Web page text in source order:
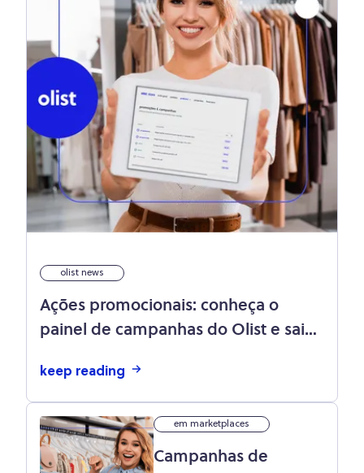
olist news
Ações promocionais: conheça o
painel de campanhas do Olist e saiba
preço
keep reading
em marketplaces
Campanhas de